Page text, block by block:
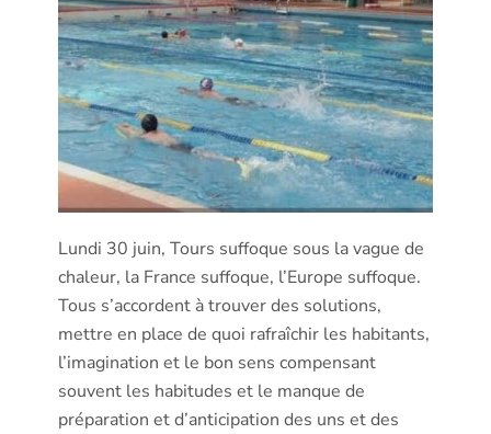
Lundi 30 juin, Tours suffoque sous la vague de
chaleur, la France suffoque, l’Europe suffoque.
Tous s’accordent à trouver des solutions,
mettre en place de quoi rafraîchir les habitants,
l’imagination et le bon sens compensant
souvent les habitudes et le manque de
préparation et d’anticipation des uns et des